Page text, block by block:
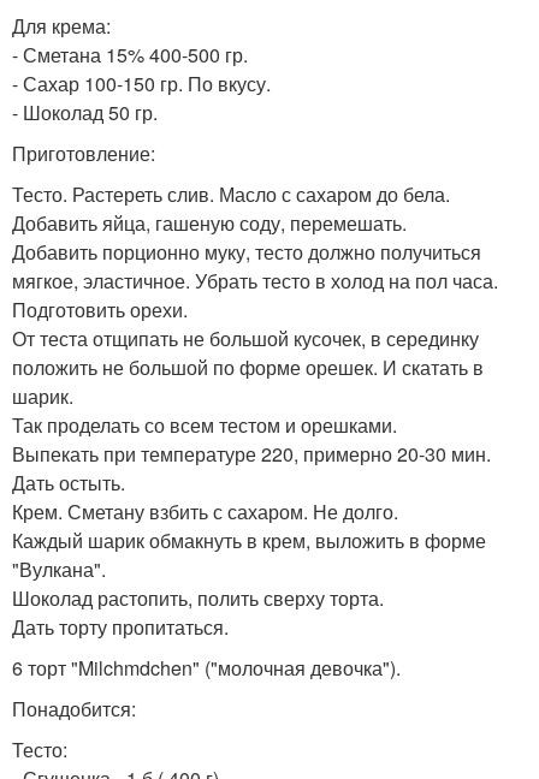
Для крема:
- Сметана 15% 400-500 гр.
- Сахар 100-150 гр. По вкусу.
- Шоколад 50 гр.
Приготовление:
Тесто. Растереть слив. Масло с сахаром до бела.
Добавить яйца, гашеную соду, перемешать.
Добавить порционно муку, тесто должно получиться
мягкое, эластичное. Убрать тесто в холод на пол часа.
Подготовить орехи.
От теста отщипать не большой кусочек, в серединку
положить не большой по форме орешек. И скатать в
шарик.
Так проделать со всем тестом и орешками.
Выпекать при температуре 220, примерно 20-30 мин.
Дать остыть.
Крем. Сметану взбить с сахаром. Не долго.
Каждый шарик обмакнуть в крем, выложить в форме
"Вулкана".
Шоколад растопить, полить сверху торта.
Дать торту пропитаться.
6 торт "Milchmdchen" ("молочная девочка").
Понадобится:
Тесто: